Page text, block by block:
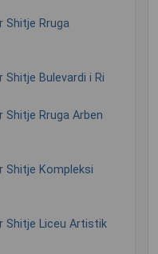
Shitje Rruga
Bulevardi i Ri
Rruga Arben
Shitje Kompleksi
Shitje Liceu Artistik